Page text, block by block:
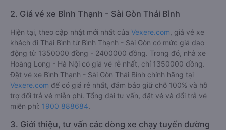
2. Giá vé xe Bình Thạnh - Sài Gòn Thái Bình
Hiện tại, theo cập nhật mới nhất của Vexere.com , giá vé xe
khách đi Thái Bình từ Bình Thạnh - Sài Gòn có mức giá dao
động từ 1350000 đồng - 2400000 đồng. Trong đó, nhà xe
Hoàng Long - Hà Nội có giá vé rẻ nhất, chỉ 1350000 đồng.
Đặt vé xe Bình Thạnh - Sài Gòn Thái Bình chính hãng tại
Vexere.com để có giá rẻ nhất, đảm bảo giữ chỗ 100% và hỗ
trợ đổi trả vé miễn phí. Tổng đài tư vấn, đặt vé và đổi trả vé
miễn phí: 1900 888684.
3. Giới thiệu, tư vấn các dòng xe chạy tuyến đường